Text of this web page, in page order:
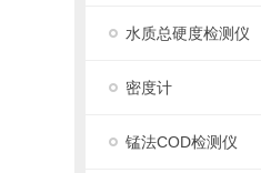
水质总硬度检测仪
密度计
锰法COD检测仪